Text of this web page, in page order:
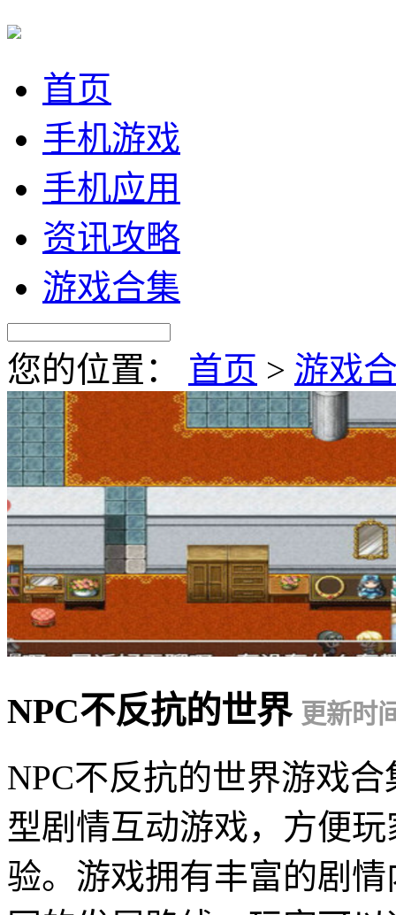
首页
手机游戏
手机应用
资讯攻略
游戏合集
您的位置： 首页 > 游戏
NPC不反抗的世界 更新时
NPC不反抗的世界游戏
型剧情互动游戏，方便
验。游戏拥有丰富的剧